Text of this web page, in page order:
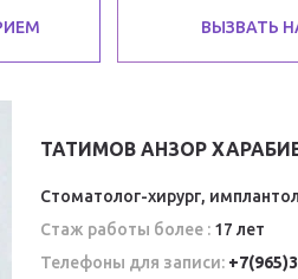
ВЫЗВАТЬ
ТАТИМОВ АНЗОР
Стоматолог-хирург,
Стаж работы более : 17 лет
Телефоны для записи: